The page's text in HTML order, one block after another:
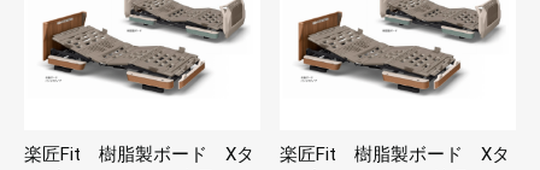
楽匠Fit 樹脂製ボード Xタ
楽匠Fit 樹脂製ボード Xタ